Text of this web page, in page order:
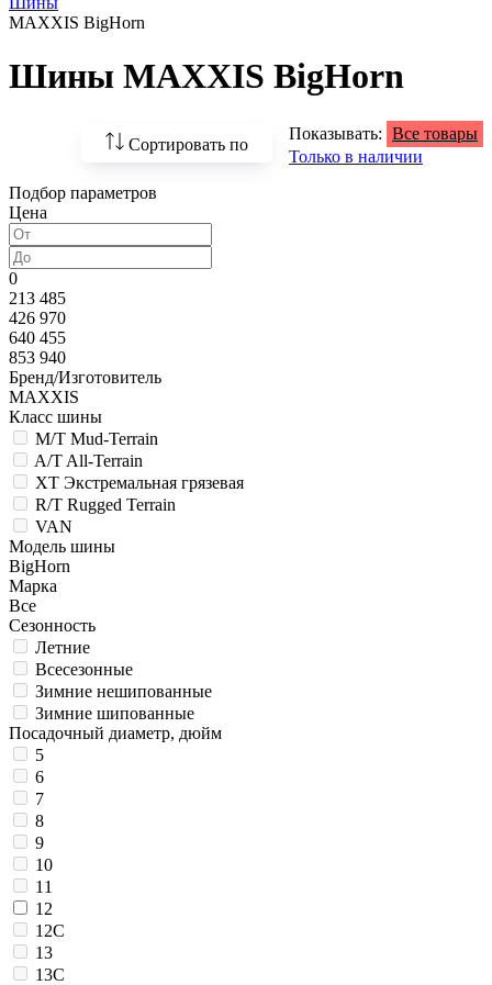
MAXXIS BigHorn
Шины MAXXIS BigHorn
Сортировать по
По возрастанию
По популярности
Показывать: Все товары
Только в наличии
Подбор параметров
Цена
0
213 485
426 970
640 455
853 940
Бренд/Изготовитель
MAXXIS
Класс шины
M/T Mud-Terrain
A/T All-Terrain
XT Экстремальная грязевая
R/T Rugged Terrain
VAN
Модель шины
BigHorn
Марка
Все
Сезонность
Летние
Всесезонные
Зимние нешипованные
Зимние шипованные
Посадочный диаметр, дюйм
5
6
7
8
9
10
11
12
12C
13
13C